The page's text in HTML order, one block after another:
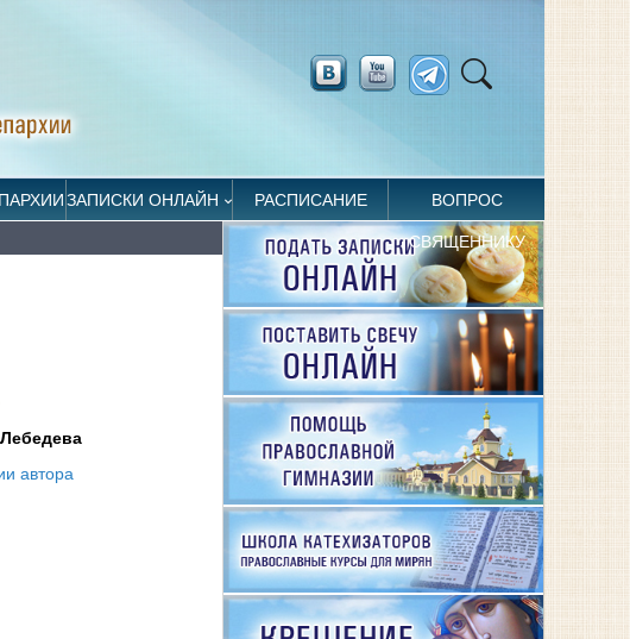
ЗАПИСКИ ОНЛАЙН РАСПИСАНИЕ ВОПРОС
СВЯЩЕННИКУ
автора